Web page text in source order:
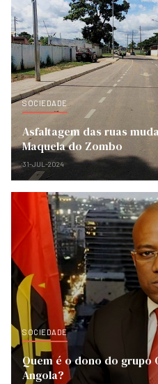
SOCIEDADE
Asfaltagem das ruas
Maquela do Zombo
31-JUL-2024
SOCIEDADE
Quem é o dono do grupo
Angola?